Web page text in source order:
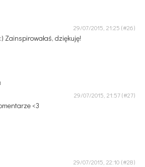
29/07/2015, 21:25
Zainspirowałaś, dziękuję!
29/07/2015, 21:57
<3
29/07/2015, 22:10